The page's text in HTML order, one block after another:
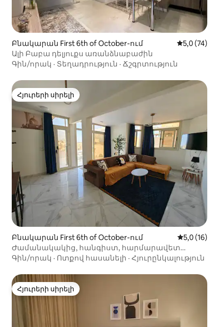
Բնակարան First 6th of October-ում Միջին
5,0 (74)
Ալի Բաբա դելյուքս առանձնաբաժին
Գին/որակ · Տեղադրություն · Ճշգրտություն
Հյուրերի սիրելի
Հյուրերի սիրելի
Բնակարան First 6th of October-ում Միջին
5,0 (16)
Ժամանակակից, հանգիստ, հարմարավետ
բնակարան
Գին/որակ · Ոտքով հասանելի · Հյուրընկալություն
Հյուրերի սիրելի
Հյուրերի սիրելի